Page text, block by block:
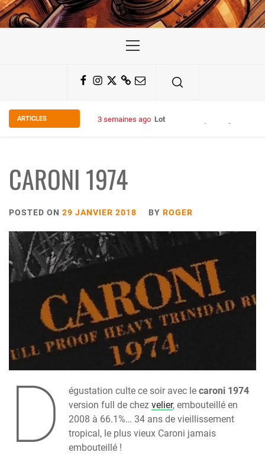
Menu
Facebook
Instagram
TwitterSubstack
Email
ARTICLES 3 semaines ago Lot 19.89 François Voyer –
CARONI 1974
POSTED ON 29 JANVIER 2018 BY ROGER
D égustation culte ce soir avec lecaroni 1974
version full de chezvelier, embouteillé en
2008 à 66.1%… 34 ans de vieillissement
tropical, le plus vieux Caroni jamais
embouteillé !